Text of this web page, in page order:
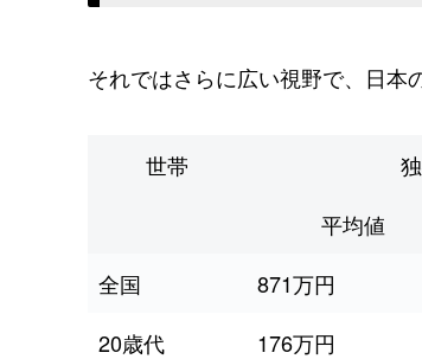
それではさらに広い視野で、日本
世帯
平均値
全国
871万円
20歳代
176万円